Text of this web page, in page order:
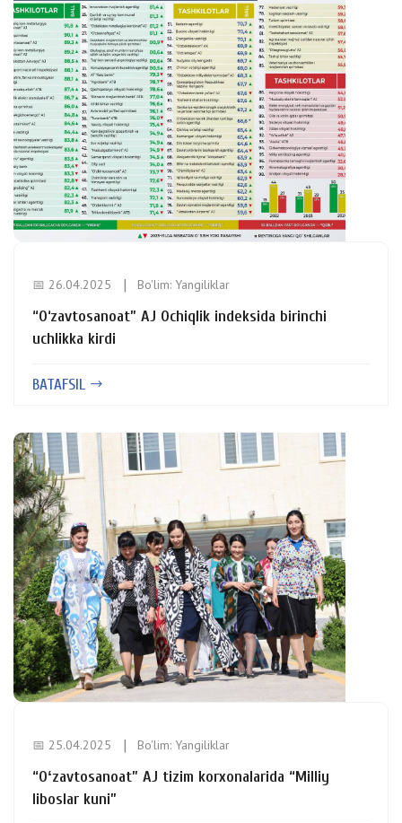
📅 26.04.2025 Bo'lim: Yangiliklar
“O‘zavtosanoat” AJ Ochiqlik indeksida birinchi
uchlikka kirdi
BATAFSIL
📅 25.04.2025 Bo'lim: Yangiliklar
“Oʻzavtosanoat” AJ tizim korxonalarida “Milliy
liboslar kuni”